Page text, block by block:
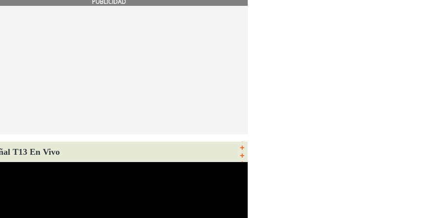
PUBLICIDAD
T13 En Vivo